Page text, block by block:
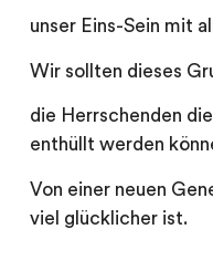
unser Eins-Sein mit
Wir sollten dieses
die Herrschenden
enthüllt werden
Von einer neuen
viel glücklicher ist.